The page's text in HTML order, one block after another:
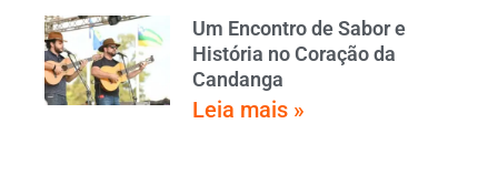
Um Encontro de Sabor e
História no Coração da
Candanga
Leia mais »